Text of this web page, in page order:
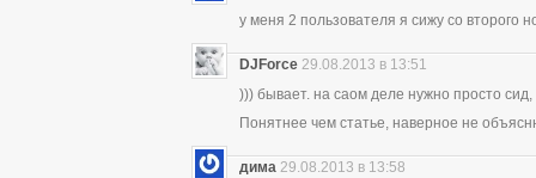
у меня 2 пользователя я сижу со второго
DJForce 29.08.2013 в 13:51
))) бывает. на саом деле нужно просто
Понятнее чем статье, наверное не
дима 29.08.2013 в 13:58